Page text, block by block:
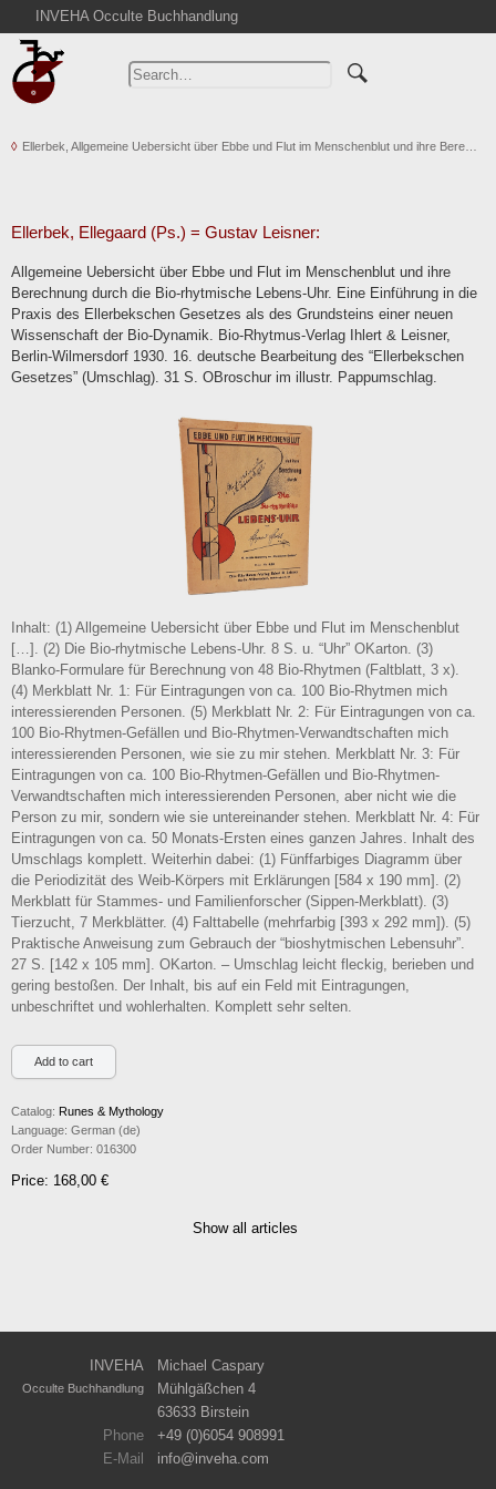
INVEHA Occulte Buchhandlung
Home
Advanced Search
Cart
Contact
Terms
Withdrawal
Privacy Policy
Ellerbek, Allgemeine Uebersicht über Ebbe und Flut im Menschenblut und ihre Bere…
Ellerbek, Ellegaard (Ps.) = Gustav Leisner:
Allgemeine Uebersicht über Ebbe und Flut im Menschenblut und ihre
Berechnung durch die Bio-rhytmische Lebens-Uhr. Eine Einführung in die
Praxis des Ellerbekschen Gesetzes als des Grundsteins einer neuen
Wissenschaft der Bio-Dynamik. Bio-Rhytmus-Verlag Ihlert & Leisner,
Berlin-Wilmersdorf 1930. 16. deutsche Bearbeitung des “Ellerbekschen
Gesetzes” (Umschlag). 31 S. OBroschur im illustr. Pappumschlag.
Inhalt: (1) Allgemeine Uebersicht über Ebbe und Flut im Menschenblut
[…]. (2) Die Bio-rhytmische Lebens-Uhr. 8 S. u. “Uhr” OKarton. (3)
Blanko-Formulare für Berechnung von 48 Bio-Rhytmen (Faltblatt, 3 x).
(4) Merkblatt Nr. 1: Für Eintragungen von ca. 100 Bio-Rhytmen mich
interessierenden Personen. (5) Merkblatt Nr. 2: Für Eintragungen von ca.
100 Bio-Rhytmen-Gefällen und Bio-Rhytmen-Verwandtschaften mich
interessierenden Personen, wie sie zu mir stehen. Merkblatt Nr. 3: Für
Eintragungen von ca. 100 Bio-Rhytmen-Gefällen und Bio-Rhytmen-
Verwandtschaften mich interessierenden Personen, aber nicht wie die
Person zu mir, sondern wie sie untereinander stehen. Merkblatt Nr. 4: Für
Eintragungen von ca. 50 Monats-Ersten eines ganzen Jahres. Inhalt des
Umschlags komplett. Weiterhin dabei: (1) Fünffarbiges Diagramm über
die Periodizität des Weib-Körpers mit Erklärungen [584 x 190 mm]. (2)
Merkblatt für Stammes- und Familienforscher (Sippen-Merkblatt). (3)
Tierzucht, 7 Merkblätter. (4) Falttabelle (mehrfarbig [393 x 292 mm]). (5)
Praktische Anweisung zum Gebrauch der “bioshytmischen Lebensuhr”.
27 S. [142 x 105 mm]. OKarton. – Umschlag leicht fleckig, berieben und
gering bestoßen. Der Inhalt, bis auf ein Feld mit Eintragungen,
unbeschriftet und wohlerhalten. Komplett sehr selten.
Catalog: Runes & Mythology
Language: German (de)
Order Number: 016300
Price: 168,00 €
Show all articles
INVEHA Michael Caspary
Occulte Buchhandlung
Mühlgäßchen 4
63633 Birstein
Phone
+49 (0)6054 908991
E-Mail
info inveha.com